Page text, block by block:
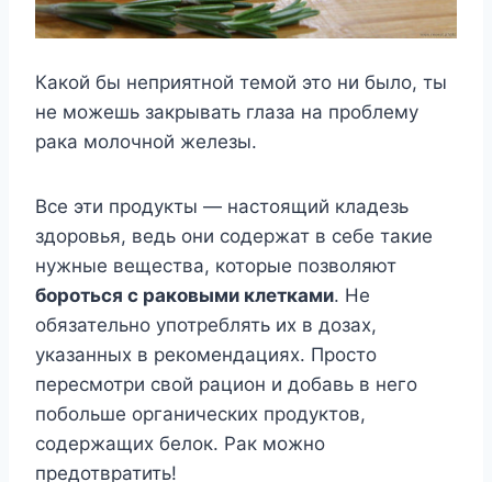
Какой бы неприятной темой это ни было, ты
не можешь закрывать глаза на проблему
рака молочной железы.
Все эти продукты — настоящий кладезь
здоровья, ведь они содержат в себе такие
нужные вещества, которые позволяют
бороться с раковыми клетками. Не
обязательно употреблять их в дозах,
указанных в рекомендациях. Просто
пересмотри свой рацион и добавь в него
побольше органических продуктов,
содержащих белок. Рак можно
предотвратить!